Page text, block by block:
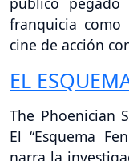
franquicia
cine de acción
EL
The Phoenician
El “Esquema
narra la